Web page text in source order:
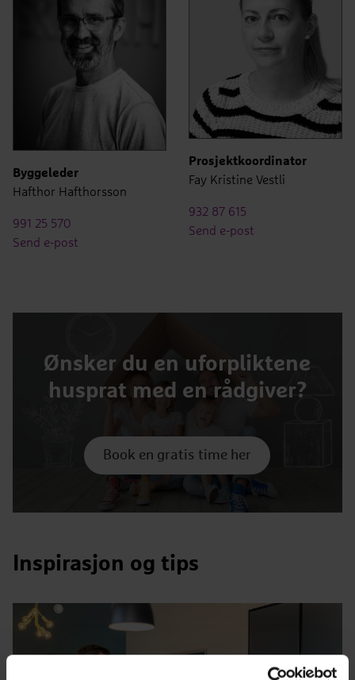
Byggeleder
Hafthor Hafthorsson
991 25 570
Send e-post
Prosjektkoordinator
Fay Kristine Vestli
932 87 615
Send e-post
Ønsker du en uforpliktene
husprat med en rådgiver?
Book en gratis time her
Inspirasjon og tips